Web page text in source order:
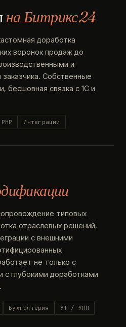
на Битрикс24
доработка
воронок продаж до
и
Собственные
бесшовная связка с 1С и
PHP Интеграции
типовых
отраслевых решений,
с внешними
не только с
с глубокими доработками
Бухгалтерия
УТ / УПП